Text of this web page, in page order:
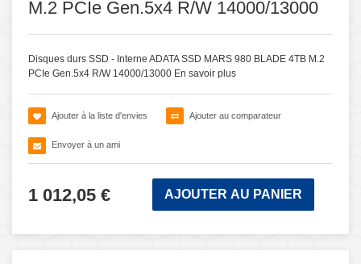
M.2 PCIe Gen.5x4 R/W 14000/13000
Disques durs SSD - Interne ADATA SSD MARS 980 BLADE 4TB M.2
PCIe Gen.5x4 R/W 14000/13000 En savoir plus
Ajouter à la liste d'envies Ajouter au comparateur
Envoyer à un ami
1 012,05 € AJOUTER AU PANIER